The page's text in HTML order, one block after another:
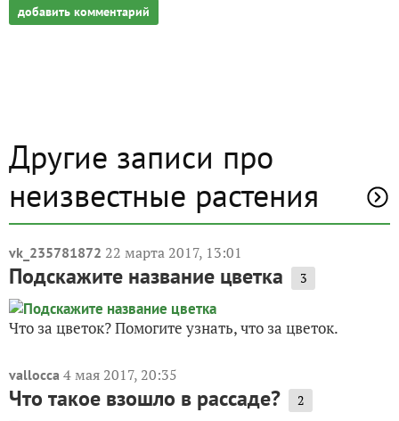
добавить комментарий
Другие записи про
неизвестные растения
vk_235781872 22 марта 2017, 13:01
Подскажите название цветка 3
Что за цветок? Помогите узнать, что за цветок.
vallocca 4 мая 2017, 20:35
Что такое взошло в рассаде? 2